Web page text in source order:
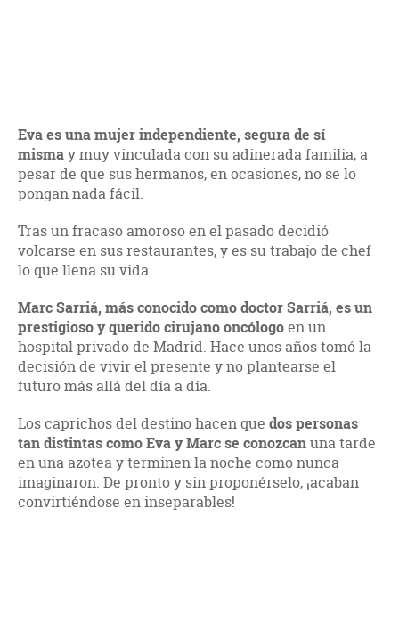
Eva es una mujer independiente, segura de sí
mismay muy vinculada con su adinerada familia, a
pesar de que sus hermanos, en ocasiones, no se lo
pongan nada fácil.
Tras un fracaso amoroso en el pasado decidió
volcarse en sus restaurantes, y es su trabajo de chef
lo que llena su vida.
Marc Sarriá, más conocido como doctor Sarriá, es un
prestigioso y querido cirujano oncólogoen un
hospital privado de Madrid. Hace unos años tomó la
decisión de vivir el presente y no plantearse el
futuro más allá del día a día.
Los caprichos del destino hacen que dos personas
tan distintas como Eva y Marc se conozcanuna tarde
en una azotea y terminen la noche como nunca
imaginaron. De pronto y sin proponérselo, ¡acaban
convirtiéndose en inseparables!